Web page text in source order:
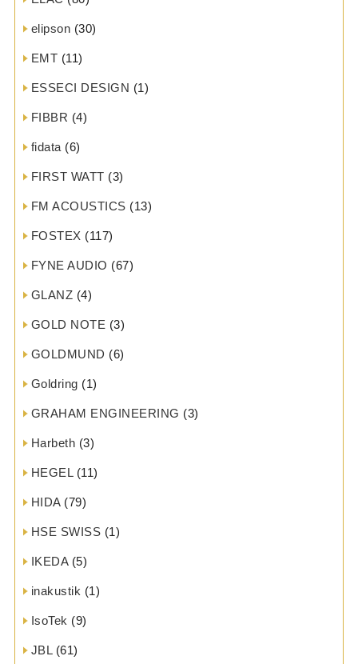
elipson (30)
EMT (11)
ESSECI DESIGN (1)
FIBBR (4)
fidata (6)
FIRST WATT (3)
FM ACOUSTICS (13)
FOSTEX (117)
FYNE AUDIO (67)
GLANZ (4)
GOLD NOTE (3)
GOLDMUND (6)
Goldring (1)
GRAHAM ENGINEERING (3)
Harbeth (3)
HEGEL(11)
HIDA(79)
HSE SWISS (1)
IKEDA(5)
inakustik (1)
IsoTek (9)
JBL(61)